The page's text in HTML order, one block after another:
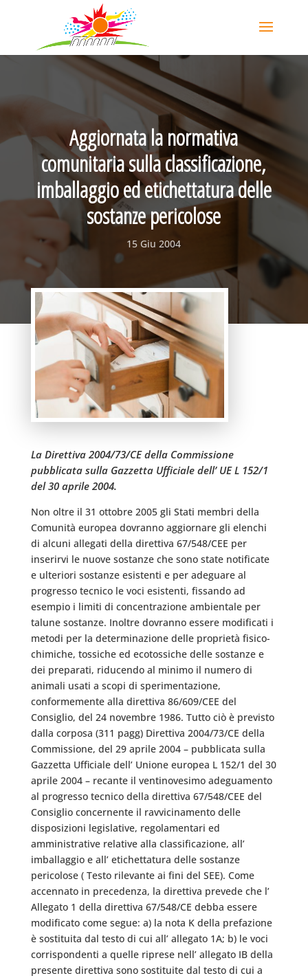
Aggiornata la normativa
comunitaria sulla classificazione,
imballaggio ed etichettatura delle
sostanze pericolose
15 Giu 2004
La Direttiva 2004/73/CE della Commissione
pubblicata sulla Gazzetta Ufficiale dell’ UE L 152/1
del 30 aprile 2004.
Non oltre il 31 ottobre 2005 gli Stati membri della
Comunità europea dovranno aggiornare gli elenchi
di alcuni allegati della direttiva 67/548/CEE per
inserirvi le nuove sostanze che sono state notificate
e ulteriori sostanze esistenti e per adeguare al
progresso tecnico le voci esistenti, fissando ad
esempio i limiti di concentrazione ambientale per
talune sostanze. Inoltre dovranno essere modificati i
metodi per la determinazione delle proprietà fisico-
chimiche, tossiche ed ecotossiche delle sostanze e
dei preparati, riducendo al minimo il numero di
animali usati a scopi di sperimentazione,
conformemente alla direttiva 86/609/CEE del
Consiglio, del 24 novembre 1986. Tutto ciò è previsto
dalla corposa (311 pagg) Direttiva 2004/73/CE della
Commissione, del 29 aprile 2004 – pubblicata sulla
Gazzetta Ufficiale dell’ Unione europea L 152/1 del 30
aprile 2004 – recante il ventinovesimo adeguamento
al progresso tecnico della direttiva 67/548/CEE del
Consiglio concernente il ravvicinamento delle
disposizioni legislative, regolamentari ed
amministrative relative alla classificazione, all’
imballaggio e all’ etichettatura delle sostanze
pericolose ( Testo rilevante ai fini del SEE). Come
accennato in precedenza, la direttiva prevede che l’
Allegato 1 della direttiva 67/548/CE debba essere
modificato come segue: a) la nota K della prefazione
è sostituita dal testo di cui all’ allegato 1A; b) le voci
corrispondenti a quelle riprese nell’ allegato IB della
presente direttiva sono sostituite dal testo di cui a